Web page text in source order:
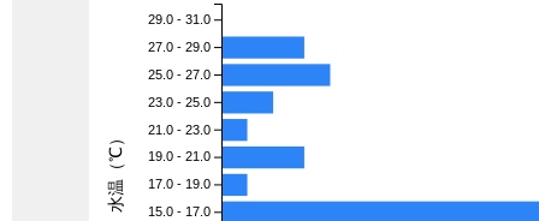
29.0 - 31.0
27.0 - 29.0
25.0 - 27.0
23.0 - 25.0
21.0 - 23.0
19.0 - 21.0
17.0 - 19.0
15.0 - 17.0
水温（℃）